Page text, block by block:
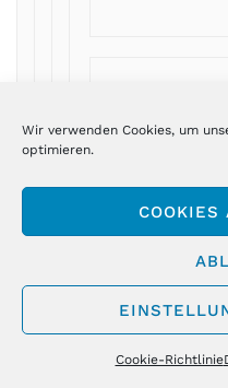
Wir verwenden Cookies, um
optimieren.
COOKIES
Cookie-Richtlinie
als